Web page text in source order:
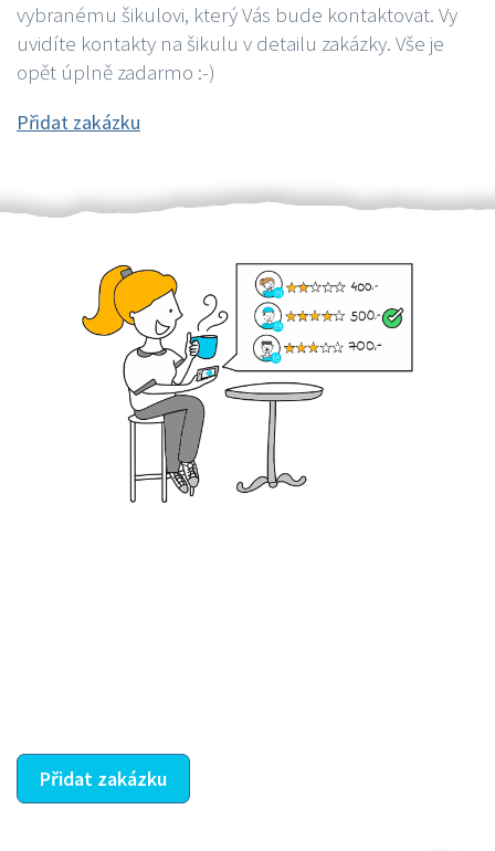
vybranému šikulovi, který Vás bude kontaktovat. Vy
uvidíte kontakty na šikulu v detailu zakázky. Vše je
opět úplně zadarmo :-)
Přidat zakázku
Přidat zakázku